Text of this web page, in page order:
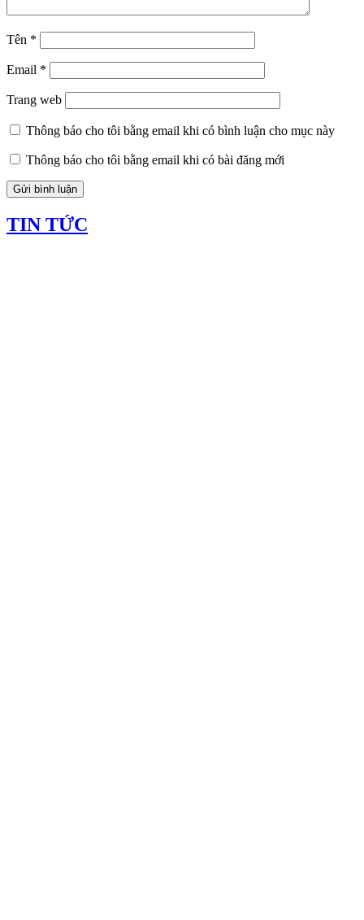
Tên *
Email *
Trang web
Thông báo cho tôi bằng email khi có bình luận cho mục này
Thông báo cho tôi bằng email khi có bài đăng mới
TIN TỨC